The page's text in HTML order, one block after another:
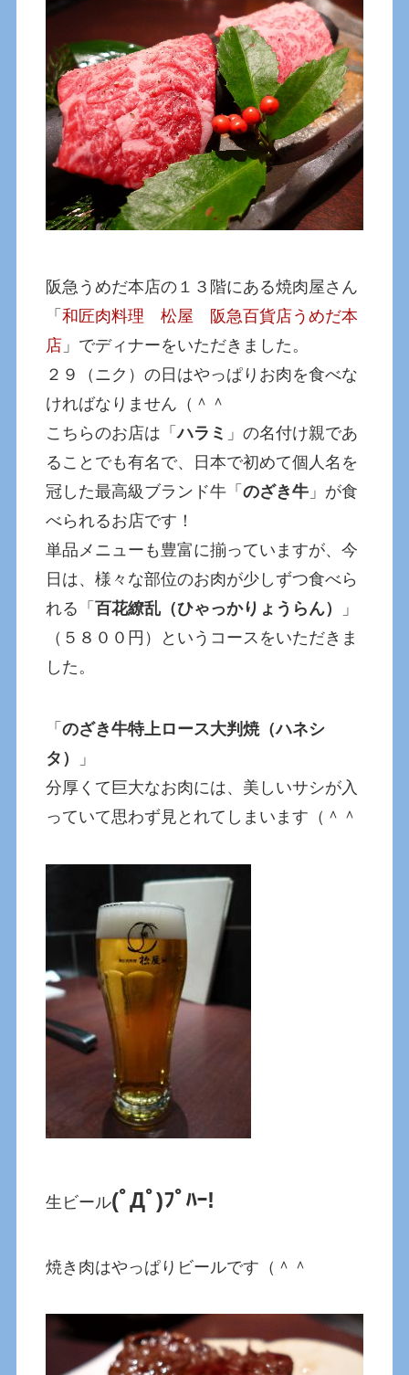
阪急うめだ本店の１３階にある焼肉屋さん
「和匠肉料理 松屋 阪急百貨店うめだ本
店 」でディナーをいただきました。
２９（ニク）の日はやっぱりお肉を食べな
ければなりません（＾＾
こちらのお店は「ハラミ 」の名付け親であ
ることでも有名で、日本で初めて個人名を
冠した最高級ブランド牛「のざき牛 」が食
べられるお店です！
単品メニューも豊富に揃っていますが、今
日は、様々な部位のお肉が少しずつ食べら
れる「百花繚乱（ひゃっかりょうらん）
」
（５８００円）というコースをいただきま
した。
「のざき牛特上ロース大判焼（ハネシ
タ）
」
分厚くて巨大なお肉には、美しいサシが入
っていて思わず見とれてしまいます（＾＾
生ビール(ﾟДﾟ)ﾌﾟﾊｰ!
焼き肉はやっぱりビールです（＾＾